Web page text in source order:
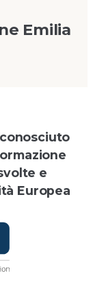
Emilia
e
Europea